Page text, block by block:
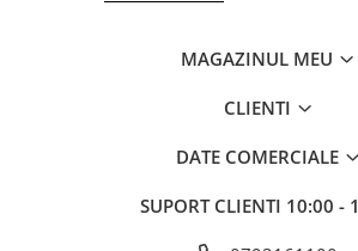
MAGAZINUL MEU
CLIENTI
DATE COMERCIALE
SUPORT CLIENTI 10:00 -